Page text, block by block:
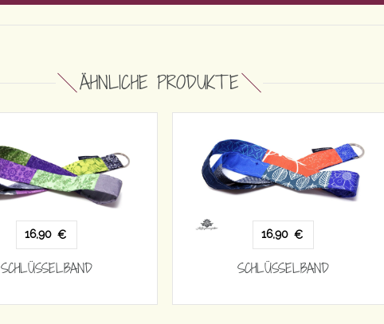
ÄHNLICHE PRODUKTE
16,90 €
SCHLÜSSELBAND
16,90 €
SCHLÜSSELBAND